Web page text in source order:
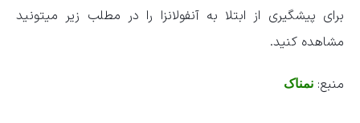
برای پیشگیری از ابتلا به آنفولانزا را در مطلب زیر میتونید
مشاهده کنید.
منبع: نمناک